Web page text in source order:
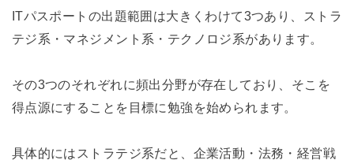
ITパスポートの出題範囲は大きくわけて3つあり、ストラ
テジ系・マネジメント系・テクノロジ系があります。
その3つのそれぞれに頻出分野が存在しており、そこを
得点源にすることを目標に勉強を始められます。
具体的にはストラテジ系だと、企業活動・法務・経営戦